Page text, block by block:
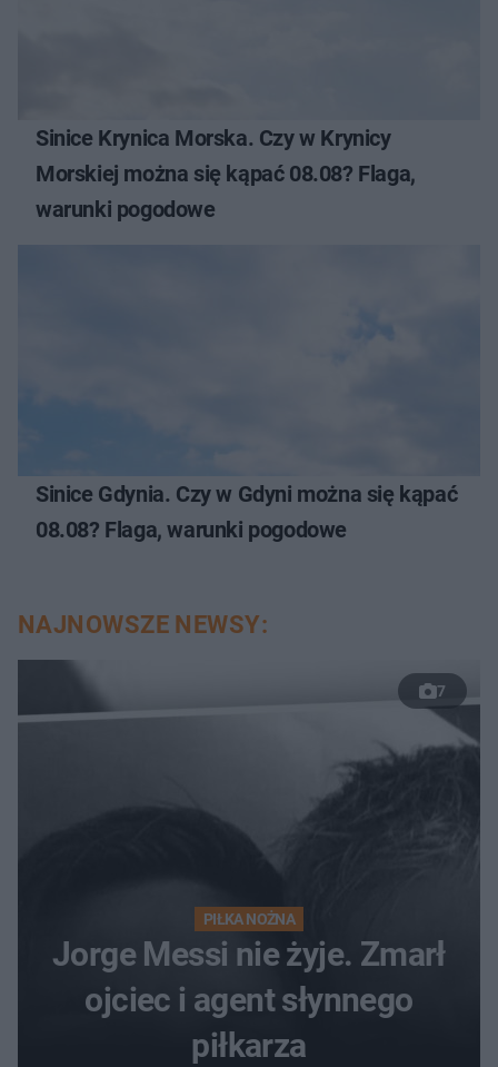
Sinice Krynica Morska. Czy w Krynicy
Morskiej można się kąpać 08.08? Flaga,
warunki pogodowe
Sinice Gdynia. Czy w Gdyni można się kąpać
08.08? Flaga, warunki pogodowe
NAJNOWSZE NEWSY:
7
PIŁKA NOŻNA
Jorge Messi nie żyje. Zmarł
ojciec i agent słynnego
piłkarza